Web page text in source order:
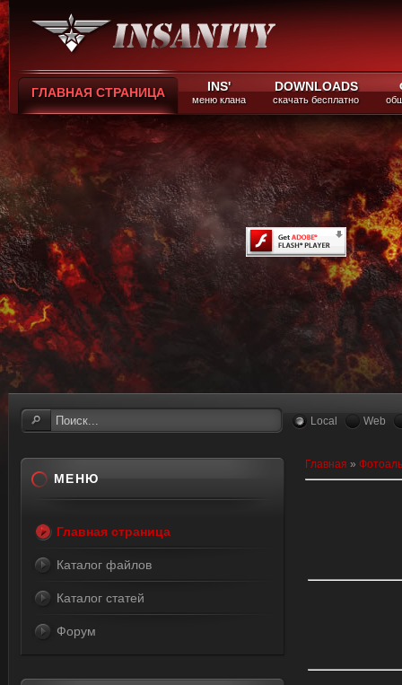
ГЛАВНАЯ СТРАНИЦА INS'
меню клана
DOWNLOADS
скачать бесплатно
Local Web
Главная »
МЕНЮ
Главная страница
Каталог файлов
Каталог статей
Форум